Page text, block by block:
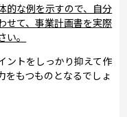
的な例を示すので、自分
せて、事業計画書を実際
。
ントをしっかり抑えて作
をもつものとなるでしょ